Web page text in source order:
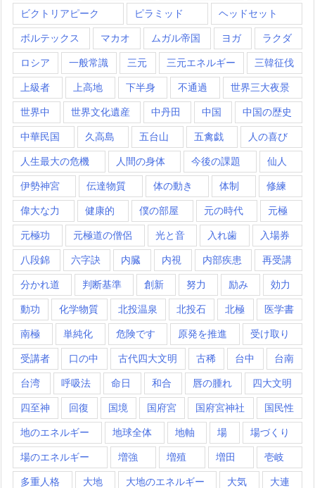
ビクトリアピーク ピラミッド ヘッドセット
ボルテックス マカオ ムガル帝国 ヨガ ラクダ
ロシア 一般常識 三元 三元エネルギー 三韓征伐
上級者 上高地 下半身 不通過 世界三大夜景
世界中 世界文化遺産 中丹田 中国 中国の歴史
中華民国 久高島 五台山 五禽戯 人の喜び
人生最大の危機 人間の身体 今後の課題 仙人
伊勢神宮 伝達物質 体の動き 体制 修練
偉大な力 健康的 僕の部屋 元の時代 元極
元極功 元極道の僧侶 光と音 入れ歯 入場券
八段錦 六字訣 内臓 内視 内部疾患 再受講
分かれ道 判断基準 創新 努力 励み 効力
動功 化学物質 北投温泉 北投石 北極 医学書
南極 単純化 危険です 原発を推進 受け取り
受講者 口の中 古代四大文明 古稀 台中 台南
台湾 呼吸法 命日 和合 唇の腫れ 四大文明
四至神 回復 国境 国府宮 国府宮神社 国民性
地のエネルギー 地球全体 地軸 場 場づくり
場のエネルギー 増強 増殖 増田 壱岐
多重人格 大地 大地のエネルギー 大気 大連